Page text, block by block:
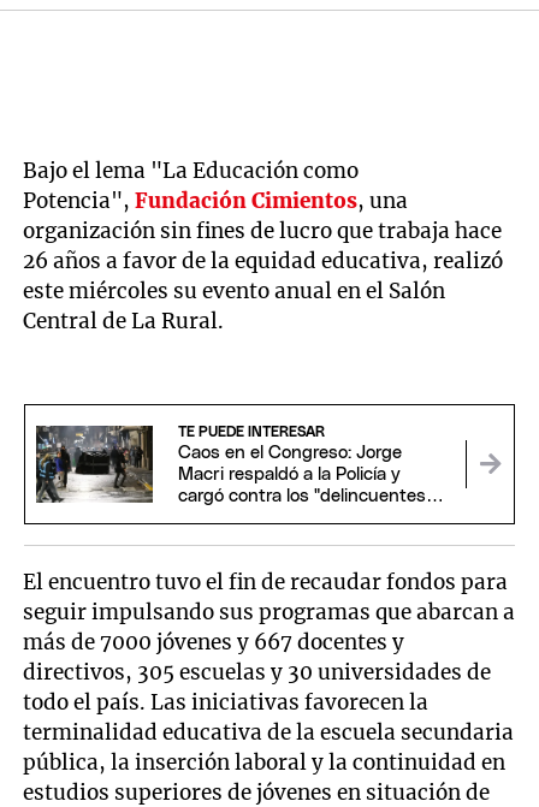
Bajo el lema "La Educación como
Potencia",Fundación Cimientos, una
organización sin fines de lucro que trabaja hace
26 años a favor de la equidad educativa, realizó
este miércoles su evento anual en el Salón
Central de La Rural.
TE PUEDE INTERESAR
Caos en el Congreso: Jorge
Macri respaldó a la Policía y
cargó contra los "delincuentes
El encuentro tuvo el fin de recaudar fondos para
seguir impulsando sus programas que abarcan a
más de 7000 jóvenes y 667 docentes y
directivos, 305 escuelas y 30 universidades de
todo el país. Las iniciativas favorecen la
terminalidad educativa de la escuela secundaria
pública, la inserción laboral y la continuidad en
estudios superiores de jóvenes en situación de